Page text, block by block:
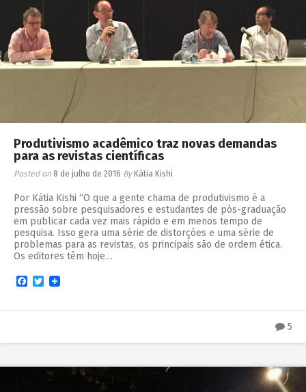
Produtivismo acadêmico traz novas demandas
para as revistas científicas
Posted on 8 de julho de 2016 By Kátia Kishi
Por Kátia Kishi “O que a gente chama de produtivismo é a
pressão sobre pesquisadores e estudantes de pós-graduação
em publicar cada vez mais rápido e em menos tempo de
pesquisa. Isso gera uma série de distorções e uma série de
problemas para as revistas, os principais são de ordem ética.
Os editores têm hoje…
Facebook
Twitter
5